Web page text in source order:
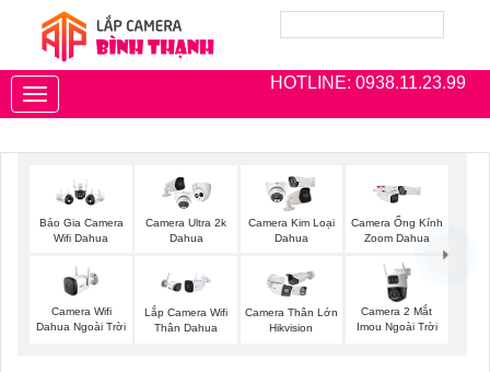
HOTLINE: 0938.11.23.99
Toggle
navigation
Báo Gia Camera
Wifi Dahua
Camera Ultra 2k
Dahua
Camera Kim Loại
Dahua
Camera Ống Kính
Zoom Dahua
Camera Wifi
Dahua Ngoài Trời
Lắp Camera Wifi
Thân Dahua
Camera Thân Lớn
Hikvision
Camera 2 Mắt
Imou Ngoài Trời